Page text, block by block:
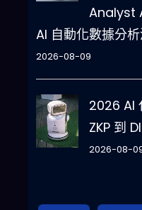
Analyst
AI 自動化數據分
2026-08-09
2026 AI
ZKP 到
2026-08-